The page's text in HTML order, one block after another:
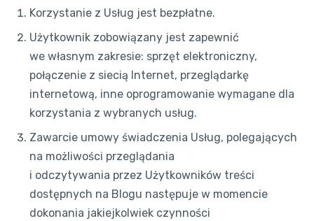
Korzystanie z Usług jest bezpłatne.
Użytkownik zobowiązany jest zapewnić
we własnym zakresie: sprzęt elektroniczny,
połączenie z siecią Internet, przeglądarkę
internetową, inne oprogramowanie wymagane dla
korzystania z wybranych usług.
Zawarcie umowy świadczenia Usług, polegających
na możliwości przeglądania
i odczytywania przez Użytkowników treści
dostępnych na Blogu następuje w momencie
dokonania jakiejkolwiek czynności